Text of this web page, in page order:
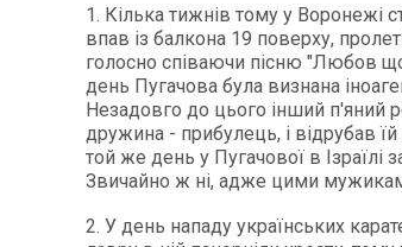
1. Кілька тижнів тому у Воронежі
впав із балкона 19 поверху,
голосно співаючи пісню "Любов
день Пугачова була визнана
Незадовго до цього інший п'яний
дружина - прибулець, і відрубав
той же день у Пугачової в Ізраїлі
Звичайно ж ні, адже цими
2. У день нападу українських